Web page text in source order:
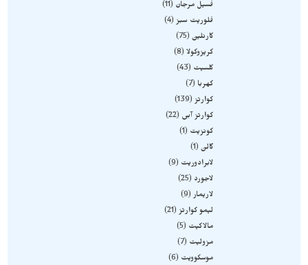
فسیل مرجان
11
فلوریت سبز 4
کارنلین 75
کریزوکولا
8
کلسیت
43
کهربا
7
کوارتز 139
کوارتز آبی
22
کونزیت
1
گالن 1
لابرادوریت
9
لاجورد
25
لاریمار 9
لیمو کوارتز 21
مالاکیت
5
مزولیت
7
موسکوویت
6